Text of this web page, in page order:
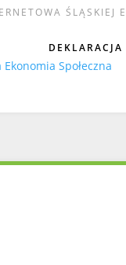
ŚLĄSKIEJ